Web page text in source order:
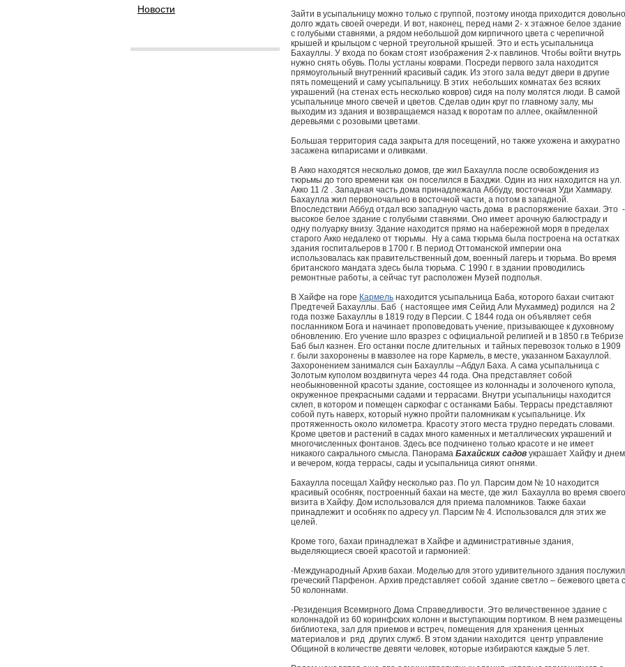
Новости
Зайти в усыпальницу можно только с группой, поэтому иногда приходится довольно
долго ждать своей очереди. И вот, наконец, перед нами 2- х этажное белое здание
с голубыми ставнями, а рядом небольшой дом кирпичного цвета с черепичной
крышей и крыльцом с черной треугольной крышей. Это и есть усыпальница
Бахауллы. У входа по бокам стоят изображения 2-х павлинов. Чтобы войти внутрь
нужно снять обувь. Полы устланы коврами. Посреди первого зала находится
прямоугольный внутренний красивый садик. Из этого зала ведут двери в другие
пять помещений и саму усыпальницу. В этих небольших комнатах без всяких
украшений (на стенах есть несколько ковров) сидя на полу молятся люди. В самой
усыпальнице много свечей и цветов. Сделав один круг по главному залу, мы
выходим из здания и возвращаемся назад к воротам по аллее, окаймленной
деревьями с розовыми цветами.
Большая территория сада закрыта для посещений, но также ухожена и аккуратно
засажена кипарисами и оливками.
В Акко находятся несколько домов, где жил Бахаулла после освобождения из
тюрьмы до того времени как он поселился в Бахджи. Один из них находится на ул.
Акко 11 /2 . Западная часть дома принадлежала Аббуду, восточная Уди Хаммару.
Бахаулла жил первоночально в восточной части, а потом в западной.
Впоследствии Аббуд отдал всю западную часть дома в распоряжение бахаи. Это -
высокое белое здание с голубыми ставнями. Оно имеет арочную балюстраду и
одну полуарку внизу. Здание находится прямо на набережной моря в пределах
старого Акко недалеко от тюрьмы. Ну а сама тюрьма была построена на остатках
здания госпитальеров в 1700 г. В период Оттоманской империи она
использовалась как правительственный дом, военный лагерь и тюрьма. Во время
британского мандата здесь была тюрьма. С 1990 г. в здании проводились
ремонтные работы, а сейчас тут расположен Музей подполья.
В Хайфе на горе Кармель находится усыпальница Баба, которого бахаи считают
Предтечей Бахауллы. Баб ( настоящее имя Сейид Али Мухаммед) родился на 2
года позже Бахауллы в 1819 году в Персии. С 1844 года он объявляет себя
посланником Бога и начинает проповедовать учение, призывающее к духовному
обновлению. Его учение шло вразрез с официальной религией и в 1850 г.в Тебризе
Баб был казнен. Его останки после длительных и тайных перевозок только в 1909
г. были захоронены в мавзолее на горе Кармель, в месте, указанном Бахауллой.
Захоронением занимался сын Бахауллы –Абдул Баха. А сама усыпальница с
Золотым куполом воздвигнута через 44 года. Она представляет собой
необыкновенной красоты здание, состоящее из колоннады и золоченого купола,
окруженное прекрасными садами и террасами. Внутри усыпальницы находится
склеп, в котором и помещен саркофаг с останками Бабы. Террасы представляют
собой путь наверх, который нужно пройти паломникам к усыпальнице. Их
протяженность около километра. Красоту этого места трудно передать словами.
Кроме цветов и растений в садах много каменных и металлических украшений и
многочисленных фонтанов. Здесь все подчинено только красоте и не имеет
никакого сакрального смысла. Панорама Бахайских садов украшает Хайфу и днем
и вечером, когда террасы, сады и усыпальница сияют огнями.
Бахаулла посещал Хайфу несколько раз. По ул. Парсим дом № 10 находится
красивый особняк, построенный бахаи на месте, где жил Бахаулла во время своего
визита в Хайфу. Дом использовался для приема паломников. Также бахаи
принадлежит и особняк по адресу ул. Парсим № 4. Использовался для этих же
целей.
Кроме того, бахаи принадлежат в Хайфе и административные здания,
выделяющиеся своей красотой и гармонией:
-Международный Архив бахаи. Моделью для этого удивительного здания послужил
греческий Парфенон. Архив представляет собой здание светло – бежевого цвета с
50 колоннами.
-Резиденция Всемирного Дома Справедливости. Это величественное здание с
колоннадой из 60 коринфских колонн и выступающим портиком. В нем размещены
библиотека, зал для приемов и встреч, помещения для хранения ценных
материалов и ряд других служб. В этом здании находится центр управление
Общиной в количестве девяти человек, которые избираются каждые 5 лет.